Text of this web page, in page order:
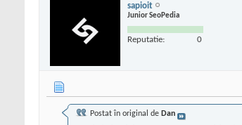
sapioit
Junior SeoPedia
Reputatie: 0
Postat în original de Dan